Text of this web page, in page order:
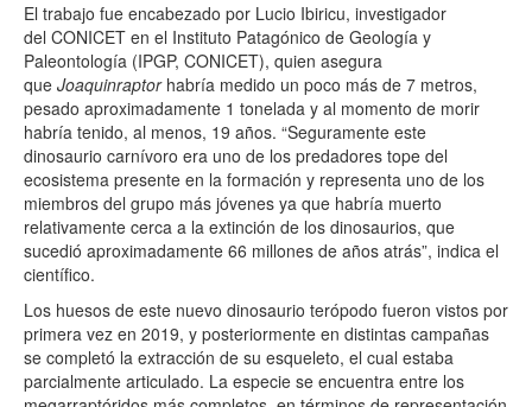
El trabajo fue encabezado por Lucio Ibiricu, investigador
del CONICET en el Instituto Patagónico de Geología y
Paleontología (IPGP, CONICET), quien asegura
que Joaquinraptorhabría medido un poco más de 7 metros,
pesado aproximadamente 1 tonelada y al momento de morir
habría tenido, al menos, 19 años. “Seguramente este
dinosaurio carnívoro era uno de los predadores tope del
ecosistema presente en la formación y representa uno de los
miembros del grupo más jóvenes ya que habría muerto
relativamente cerca a la extinción de los dinosaurios, que
sucedió aproximadamente 66 millones de años atrás”, indica el
científico.
Los huesos de este nuevo dinosaurio terópodo fueron vistos por
primera vez en 2019, y posteriormente en distintas campañas
se completó la extracción de su esqueleto, el cual estaba
parcialmente articulado. La especie se encuentra entre los